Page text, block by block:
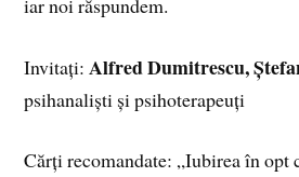
Invitați: Alfred Dumitrescu,
psihanaliști și psihoterapeuți
Cărți recomandate: „Iubirea în opt